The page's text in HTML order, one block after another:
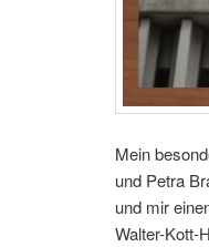
Mein
und Petra
und mir
Walter-Kott-